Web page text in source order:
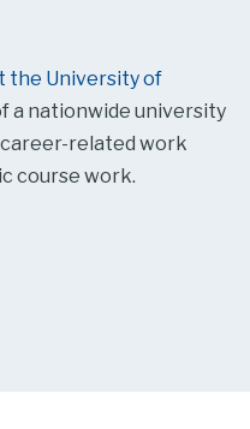
the University of
a nationwide university
related work
course work.